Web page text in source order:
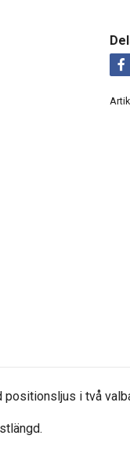
i två